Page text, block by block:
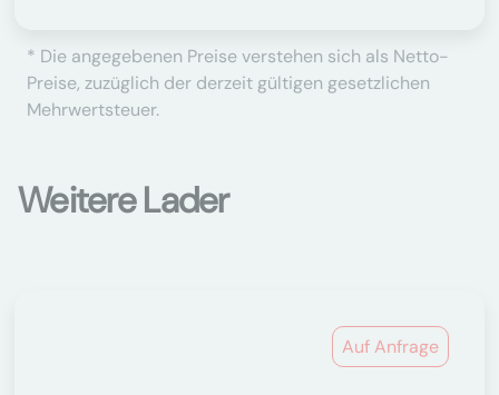
* Die angegebenen Preise verstehen sich als Netto-
Preise, zuzüglich der derzeit gültigen gesetzlichen
Mehrwertsteuer.
Weitere Lader
Auf Anfrage